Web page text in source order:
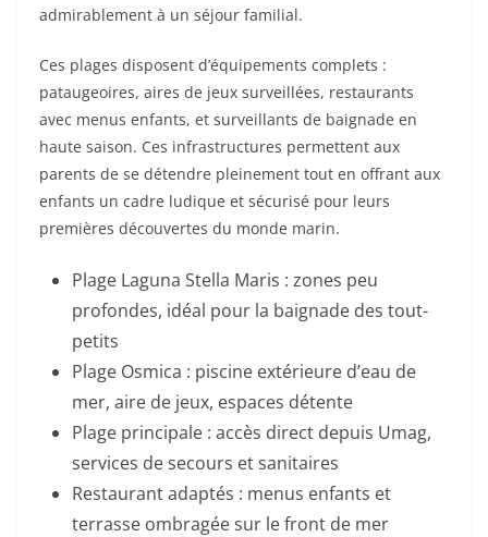
admirablement à un séjour familial.
Ces plages disposent d’équipements complets :
pataugeoires, aires de jeux surveillées, restaurants
avec menus enfants, et surveillants de baignade en
haute saison. Ces infrastructures permettent aux
parents de se détendre pleinement tout en offrant aux
enfants un cadre ludique et sécurisé pour leurs
premières découvertes du monde marin.
Plage Laguna Stella Maris : zones peu
profondes, idéal pour la baignade des tout-
petits
Plage Osmica : piscine extérieure d’eau de
mer, aire de jeux, espaces détente
Plage principale : accès direct depuis Umag,
services de secours et sanitaires
Restaurant adaptés : menus enfants et
terrasse ombragée sur le front de mer